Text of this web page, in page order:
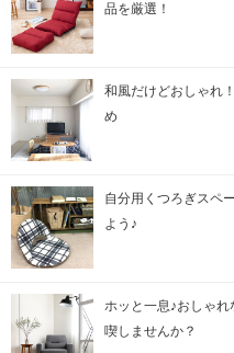
品を厳選！
和風だけどおしゃれ
め
自分用くつろぎスペ
よう♪
ホッと一息♪おしゃ
喫しませんか？